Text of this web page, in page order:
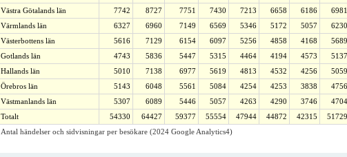
Västra Götalands län
7742 8727 7751 7430 7213 6658 6186 6981
Värmlands län
6327 6960 7149 6569 5346 5172 5057 6230
Västerbottens län
5616 7129 6154 6097 5256 4858 4168 5689
Gotlands län
4743 5836 5447 5315 4464 4194 4573 5137
Hallands län
5010 7138 6977 5619 4813 4532 4256 5059
Örebros län
5143 6048 5561 5084 4254 4253 3838 4756
Västmanlands län
5307 6089 5446 5057 4263 4290 3746 4704
Totalt
54330 64427 59377 55554 47944 44872 42315 51729
Antal händelser och sidvisningar per besökare (2024 Google Analytics4)